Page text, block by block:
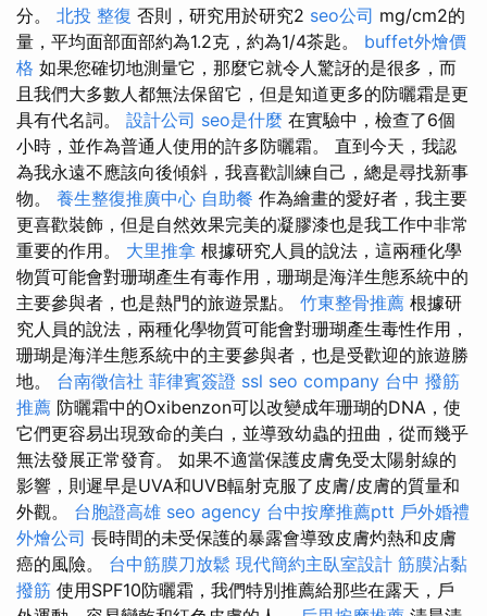
分。 北投 整復 否則，研究用於研究2 seo公司 mg/cm2的
量，平均面部面部約為1.2克，約為1/4茶匙。 buffet外燴價
格 如果您確切地測量它，那麼它就令人驚訝的是很多，而
且我們大多數人都無法保留它，但是知道更多的防曬霜是更
具有代名詞。 設計公司 seo是什麼 在實驗中，檢查了6個
小時，並作為普通人使用的許多防曬霜。 直到今天，我認
為我永遠不應該向後傾斜，我喜歡訓練自己，總是尋找新事
物。 養生整復推廣中心 自助餐 作為繪畫的愛好者，我主要
更喜歡裝飾，但是自然效果完美的凝膠漆也是我工作中非常
重要的作用。 大里推拿 根據研究人員的說法，這兩種化學
物質可能會對珊瑚產生有毒作用，珊瑚是海洋生態系統中的
主要參與者，也是熱門的旅遊景點。 竹東整骨推薦 根據研
究人員的說法，兩種化學物質可能會對珊瑚產生毒性作用，
珊瑚是海洋生態系統中的主要參與者，也是受歡迎的旅遊勝
地。 台南徵信社 菲律賓簽證 ssl seo company 台中 撥筋
推薦 防曬霜中的Oxibenzon可以改變成年珊瑚的DNA，使
它們更容易出現致命的美白，並導致幼蟲的扭曲，從而幾乎
無法發展正常發育。 如果不適當保護皮膚免受太陽射線的
影響，則遲早是UVA和UVB輻射克服了皮膚/皮膚的質量和
外觀。 台胞證高雄 seo agency 台中按摩推薦ptt 戶外婚禮
外燴公司 長時間的未受保護的暴露會導致皮膚灼熱和皮膚
癌的風險。 台中筋膜刀放鬆 現代簡約主臥室設計 筋膜沾黏
撥筋 使用SPF10防曬霜，我們特別推薦給那些在露天，戶